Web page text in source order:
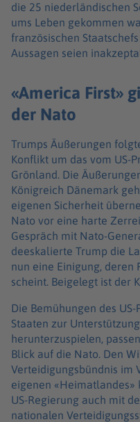
die 25 niederländischen
ums Leben gekommen
französischen
Aussagen seien
«America First»
der Nato
Trumps Äußerungen
Konflikt um das vom US-
Grönland. Die
Königreich Dänemark
eigenen Sicherheit
Nato vor eine harte
Gespräch mit Nato-
deeskalierte Trump die
nun eine Einigung,
scheint. Beigelegt ist der
Die Bemühungen des
Staaten zur
herunterzuspielen,
Blick auf die Nato. Den
Verteidigungsbündnis im
eigenen
US-Regierung auch mit
nationalen